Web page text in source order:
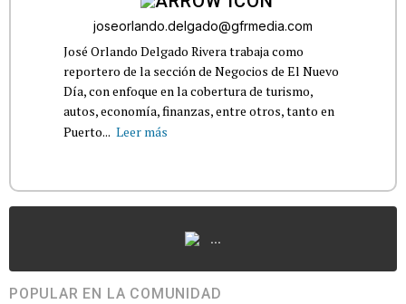
joseorlando.delgado@gfrmedia.com
José Orlando Delgado Rivera trabaja como
reportero de la sección de Negocios de El Nuevo
Día, con enfoque en la cobertura de turismo,
autos, economía, finanzas, entre otros, tanto en
Puerto... Leer más
...
POPULAR EN LA COMUNIDAD